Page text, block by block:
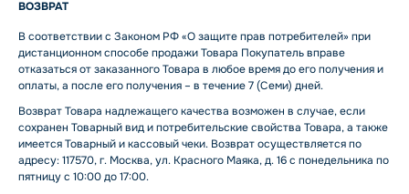
ВОЗВРАТ
В соответствии с Законом РФ «О защите прав потребителей» при
дистанционном способе продажи Товара Покупатель вправе
отказаться от заказанного Товара в любое время до его получения и
оплаты, а после его получения – в течение 7 (Семи) дней.
Возврат Товара надлежащего качества возможен в случае, если
сохранен Товарный вид и потребительские свойства Товара, а также
имеется Товарный и кассовый чеки. Возврат осуществляется по
адресу: 117570, г. Москва, ул. Красного Маяка, д. 16 с понедельника по
пятницу с 10:00 до 17:00.